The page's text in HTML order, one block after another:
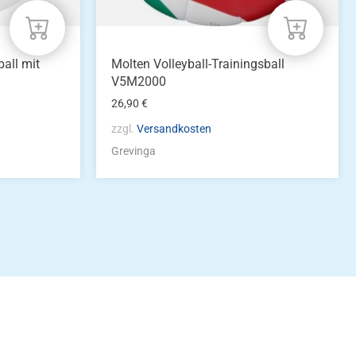
mit
Molten Volleyball-Trainingsball
V5M2000
26,90€
zzgl.Versandkosten
Grevinga